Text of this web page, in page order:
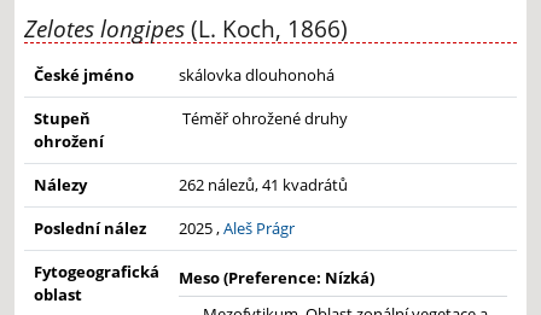
Zelotes longipes(L. Koch, 1866)
České jméno
skálovka dlouhonohá
Stupeň
ohrožení
Téměř ohrožené druhy
Nálezy
262 nálezů, 41 kvadrátů
Poslední nález
2025 ,Aleš Prágr
Fytogeografická
oblast
Meso (Preference: Nízká)